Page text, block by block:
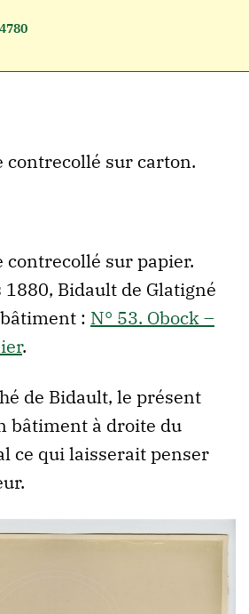
sur carton.
sur papier.
1880, Bidault de Glatigné
: N° 53. Obock –
.
de Bidault, le présent
bâtiment à droite du
ce qui laisserait penser